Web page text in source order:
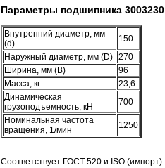
Параметры подшипника 3003230
Внутренний диаметр, мм
(d)
150
Наружный диаметр, мм (D) 270
Ширина, мм (B)
96
Масса, кг
23,6
Динамическая
грузоподъемность, кН
700
Номинальная частота
вращения, 1/мин
1250
Соответствует ГОСТ 520 и ISO (импорт).